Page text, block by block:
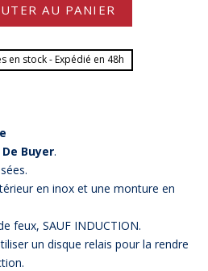
AU PANIER
en stock - Expédié en 48h
De Buyer.
en inox et une monture en
feux, SAUF INDUCTION.
un disque relais pour la rendre